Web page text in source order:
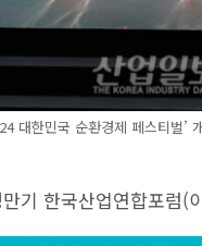
대한민국 순환경제 페스티벌’
기 한국산업연합포럼(